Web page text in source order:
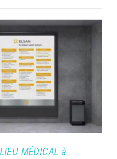
MÉDICAL à
et obtenir une
et signalétique
MÉDICAL à